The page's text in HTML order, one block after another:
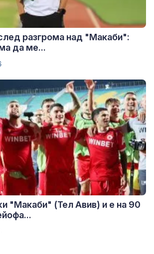
разгрома над "Макаби":
да ме...
"Макаби" (Тел Авив) и е на 90